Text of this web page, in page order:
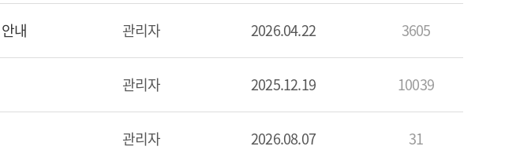
내 관리자 2026.04.22 3605
관리자 2025.12.19 10039
관리자 2026.08.07 31